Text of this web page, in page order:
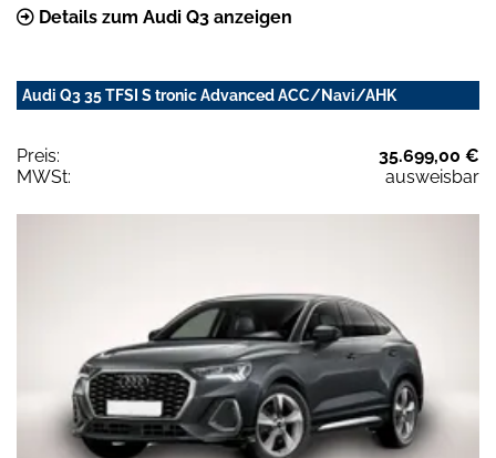
Details zum Audi Q3 anzeigen
Audi Q3 35 TFSI S tronic Advanced ACC/Navi/AHK
Preis:
35.699,00 €
MWSt:
ausweisbar